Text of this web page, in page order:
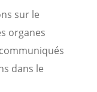
sur le
organes
dans le